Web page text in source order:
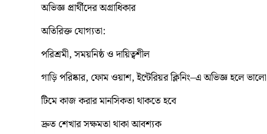
অভিজ্ঞ প্রার্থীদের অগ্রাধিকার
অতিরিক্ত যোগ্যতা:
পরিশ্রমী, সময়নিষ্ঠ ও দায়িত্বশীল
গাড়ি পরিষ্কার, ফোম ওয়াশ, ইন্টেরিয়র ক্লিনিং–এ অভিজ্ঞ হলে ভালো
টিমে কাজ করার মানসিকতা থাকতে হবে
দ্রুত শেখার সক্ষমতা থাকা আবশ্যক